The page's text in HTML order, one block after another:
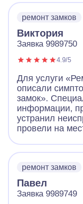
ремонт замков
Виктория
Заявка 9989750
4.9/5
Для услуги
описали
замок».
информации,
устранил
провели на
ремонт замков
Павел
Заявка 9989749